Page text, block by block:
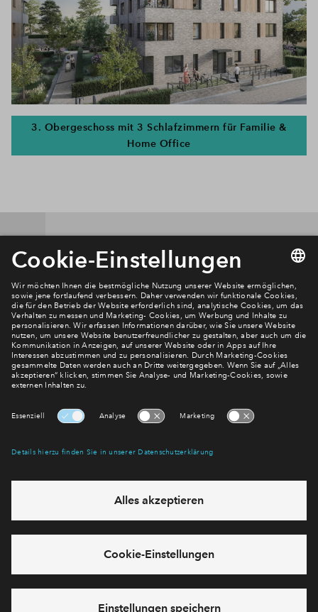
3. Obergeschoss mit 3 Schlafzimmern für Familie &
Home Office
Förderprogramm
Newsletter Anmeldung
Verpassen Sie zu diesem Wohnprojekt keine Neuigkeiten
mehr! Wir halten Sie auf dem Laufenden – mit unserem
regelmäßig erscheinenden Newsletter informieren wir Sie
über den Stand dieses und weiterer Neubauprojekte.
E-Mail-Adresse
Möchten Sie wissen, was wir mit Ihren Daten machen? Klicken Sie hier
Formular: